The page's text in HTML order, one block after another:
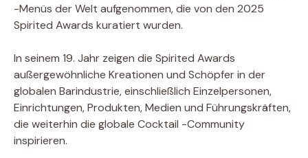
-Menüs der Welt aufgenommen, die von den 2025
Spirited Awards kuratiert wurden.
In seinem 19. Jahr zeigen die Spirited Awards
außergewöhnliche Kreationen und Schöpfer in der
globalen Barindustrie, einschließlich Einzelpersonen,
Einrichtungen, Produkten, Medien und Führungskräften,
die weiterhin die globale Cocktail -Community
inspirieren.